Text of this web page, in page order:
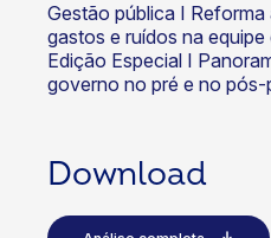
Gestão pública I
gastos e ruídos na
Edição Especial I
governo no pré e no pós-
Download